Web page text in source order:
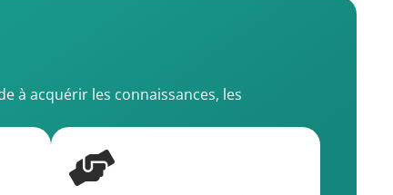
à acquérir les connaissances, les